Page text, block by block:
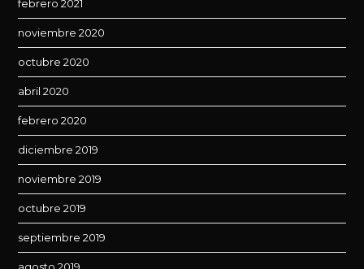
febrero 2021
noviembre 2020
octubre 2020
abril 2020
febrero 2020
diciembre 2019
noviembre 2019
octubre 2019
septiembre 2019